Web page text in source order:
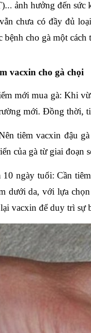
ảnh hưởng đến sức
chưa có đầy đủ
bệnh cho gà một cách
vacxin cho gà chọi
mới mua gà: Khi
mới. Đồng thời,
tiêm vacxin đậu
của gà từ giai đoạn
10 ngày tuổi: Cần
dưới da, với lựa
vacxin để duy trì sự